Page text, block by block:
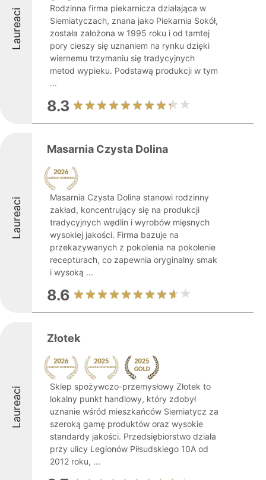
Laureaci
Rodzinna firma piekarnicza działająca w
Siemiatyczach, znana jako Piekarnia Sokół,
została założona w 1995 roku i od tamtej
pory cieszy się uznaniem na rynku dzięki
wiernemu trzymaniu się tradycyjnych
metod wypieku. Podstawą produkcji w tym
...
8.3
Laureaci
Masarnia Czysta Dolina
Masarnia Czysta Dolina stanowi rodzinny
zakład, koncentrujący się na produkcji
tradycyjnych wędlin i wyrobów mięsnych
wysokiej jakości. Firma bazuje na
przekazywanych z pokolenia na pokolenie
recepturach, co zapewnia oryginalny smak
i wysoką ...
8.6
Laureaci
Złotek
Sklep spożywczo-przemysłowy Złotek to
lokalny punkt handlowy, który zdobył
uznanie wśród mieszkańców Siemiatycz za
szeroką gamę produktów oraz wysokie
standardy jakości. Przedsiębiorstwo działa
przy ulicy Legionów Piłsudskiego 10A od
2012 roku, ...